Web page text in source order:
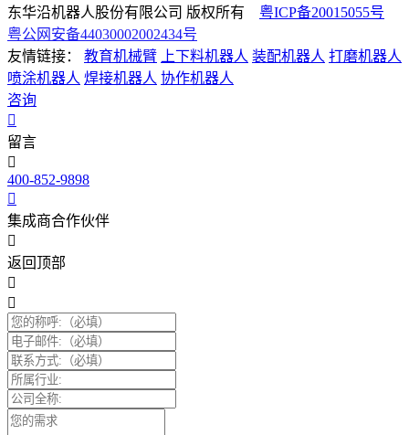
东华沿机器人股份有限公司 版权所有 粤ICP备20015055号
粤公网安备44030002002434号
友情链接：
教育机械臂 上下料机器人 装配机器人 打磨机器人
喷涂机器人 焊接机器人 协作机器人
咨询
留言
400-852-9898
集成商合作伙伴
返回顶部